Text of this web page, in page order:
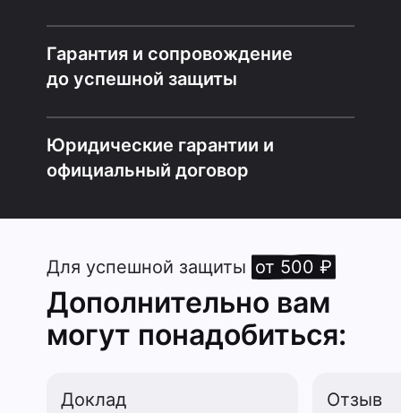
Гарантия и сопровождение
до успешной защиты
Юридические гарантии и
официальный договор
Для успешной защиты от 500 ₽
Дополнительно вам
могут понадобиться:
Доклад Отзыв